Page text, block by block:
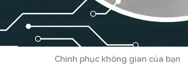
Chinh phục không gian của bạn